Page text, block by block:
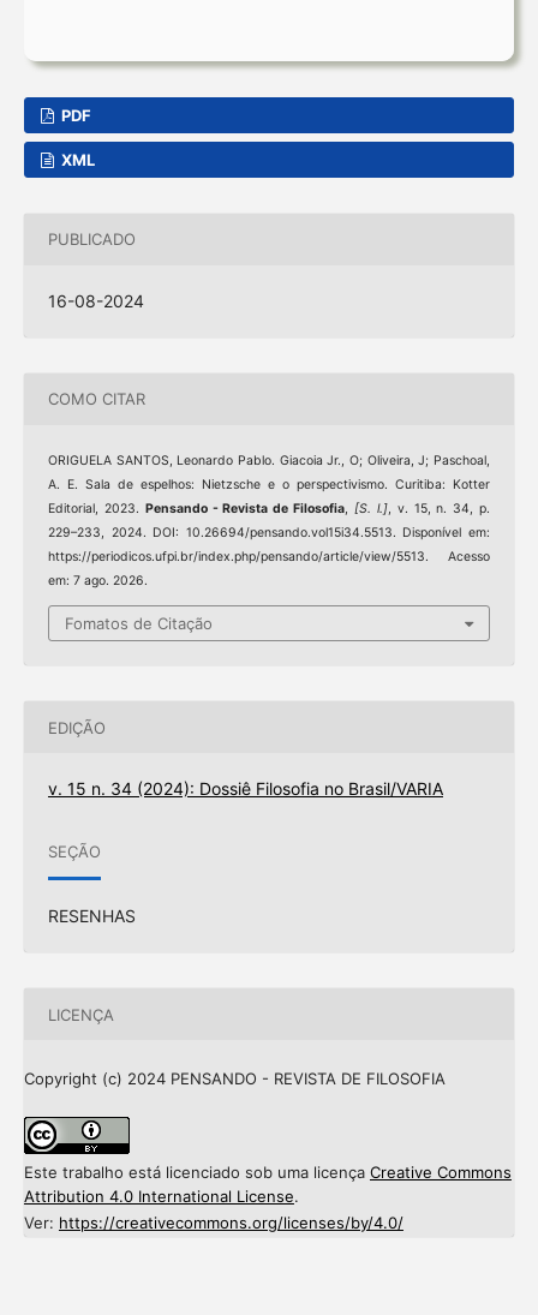
PDF
XML
PUBLICADO
16-08-2024
COMO CITAR
ORIGUELA SANTOS, Leonardo Pablo. Giacoia Jr., O; Oliveira, J; Paschoal,
A. E. Sala de espelhos: Nietzsche e o perspectivismo. Curitiba: Kotter
Editorial, 2023. Pensando - Revista de Filosofia, [S. l.], v. 15, n. 34, p.
229–233, 2024. DOI: 10.26694/pensando.vol15i34.5513. Disponível em:
https://periodicos.ufpi.br/index.php/pensando/article/view/5513. Acesso
em: 7 ago. 2026.
Fomatos de Citação
EDIÇÃO
v. 15 n. 34 (2024): Dossiê Filosofia no Brasil/VARIA
SEÇÃO
RESENHAS
LICENÇA
Copyright (c) 2024 PENSANDO - REVISTA DE FILOSOFIA
Este trabalho está licenciado sob uma licença Creative Commons
Attribution 4.0 International License.
Ver: https://creativecommons.org/licenses/by/4.0/